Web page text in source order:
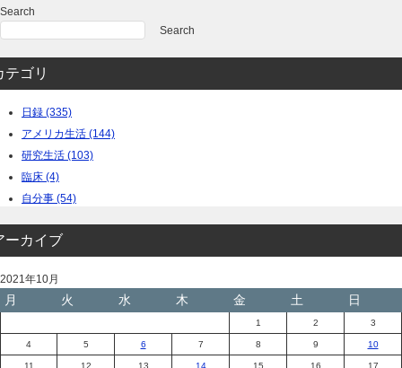
Search
Search
テゴリ
日録 (335)
アメリカ生活 (144)
研究生活 (103)
臨床 (4)
自分事 (54)
ーカイブ
2021年10月
月 火 水 木 金 土 日
1 2 3
4 5 6 7 8 9 10
11 12 13 14 15 16 17